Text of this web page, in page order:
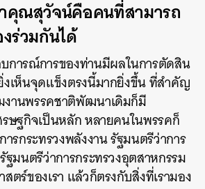
ณสุวัจน์คือคนที่สามารถ
ร่วมกันได้
การณ์การของท่านมีผลในการตัดสิน
งเห็นจุดแข็งตรงนี้มากยิ่งขึ้น ที่สำคัญ
านพรรคชาติพัฒนาเดิมก็มี
ษฐกิจเป็นหลัก หลายคนในพรรคก็
รกระทรวงพลังงาน รัฐมนตรีว่าการ
มนตรีว่าการกระทรวงอุตสาหกรรม
ตร์ของเรา แล้วก็ตรงกับสิ่งที่เรามอง